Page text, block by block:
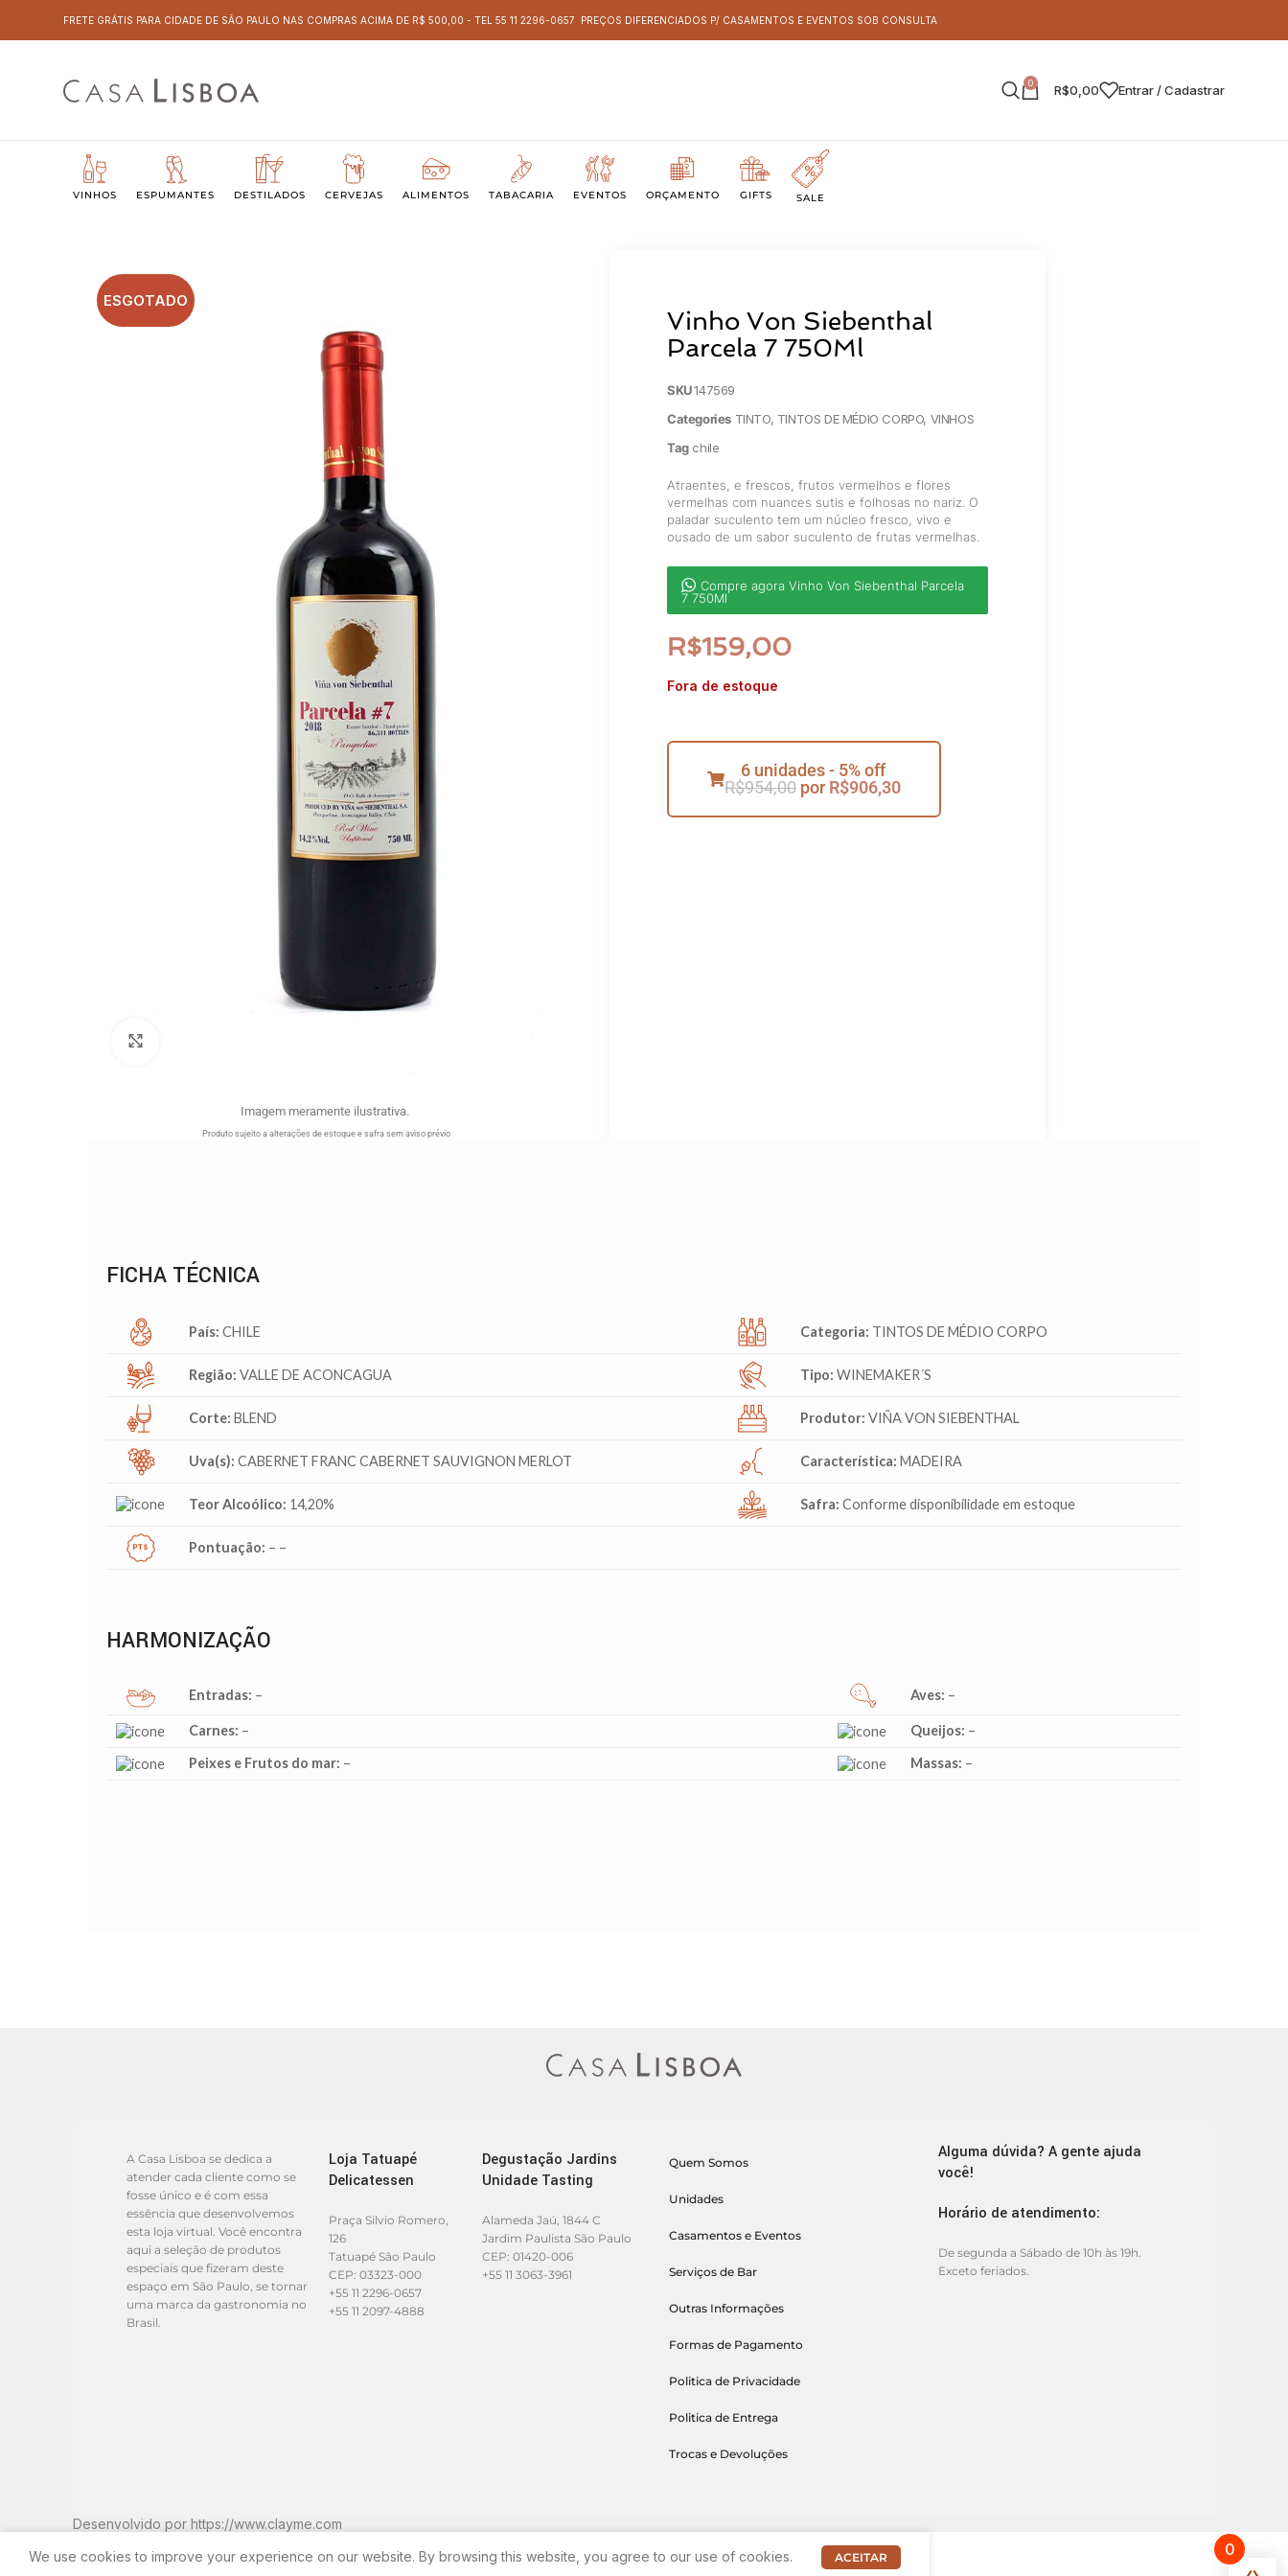
FRETE GRÁTIS PARA CIDADE DE SÃO PAULO NAS COMPRAS ACIMA DE R$ 500,00 - TEL 55 11 2296-0657 PREÇOS DIFERENCIADOS P/ CASAMENTOS E EVENTOS SOB CONSULTA
0 R$0,00 Entrar / Cadastrar
VINHOS ESPUMANTES DESTILADOS CERVEJAS ALIMENTOS TABACARIA EVENTOS ORÇAMENTO GIFTS SALE
ESGOTADO
Imagem meramente ilustrativa.
Produto sujeito a alterações de estoque e safra sem aviso prévio
Vinho Von Siebenthal
Parcela 7 750Ml
SKU147569
Categories TINTO, TINTOS DE MÉDIO CORPO, VINHOS
Tag chile
Atraentes, e frescos, frutos vermelhos e flores
vermelhas com nuances sutis e folhosas no nariz. O
paladar suculento tem um núcleo fresco, vivo e
ousado de um sabor suculento de frutas vermelhas.
Compre agora Vinho Von Siebenthal Parcela
7 750Ml
R$159,00
Fora de estoque
6 unidades - 5% off
R$954,00 por R$906,30
FICHA TÉCNICA
País: CHILE Categoria: TINTOS DE MÉDIO CORPO
Região: VALLE DE ACONCAGUA Tipo: WINEMAKER´S
Corte: BLEND Produtor: VIÑA VON SIEBENTHAL
Uva(s): CABERNET FRANC CABERNET SAUVIGNON MERLOT Característica: MADEIRA
Teor Alcoólico: 14,20% Safra: Conforme disponibilidade em estoque
Pontuação: – –
HARMONIZAÇÃO
Entradas: – Aves: –
Carnes: – Queijos: –
Peixes e Frutos do mar: – Massas: –
A Casa Lisboa se dedica a
atender cada cliente como se
fosse único e é com essa
essência que desenvolvemos
esta loja virtual. Você encontra
aqui a seleção de produtos
especiais que fizeram deste
espaço em São Paulo, se tornar
uma marca da gastronomia no
Brasil.
Loja Tatuapé
Delicatessen
Praça Silvio Romero,
126
Tatuapé São Paulo
CEP: 03323-000
+55 11 2296-0657
+55 11 2097-4888
Degustação Jardins
Unidade Tasting
Alameda Jaú, 1844 C
Jardim Paulista São Paulo
CEP: 01420-006
+55 11 3063-3961
Quem Somos
Unidades
Casamentos e Eventos
Serviços de Bar
Outras Informações
Formas de Pagamento
Politica de Privacidade
Politica de Entrega
Trocas e Devoluções
Alguma dúvida? A gente ajuda
você!
Horário de atendimento:
De segunda a Sábado de 10h às 19h.
Exceto feriados.
Desenvolvido por https://www.clayme.com
We use cookies to improve your experience on our website. By browsing this website, you agree to our use of cookies.
ACEITAR 0